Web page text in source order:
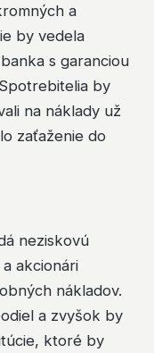
a
by vedela
s garanciou
by
na náklady už
zaťaženie do
neziskovú
akcionári
nákladov.
a zvyšok by
ktoré by